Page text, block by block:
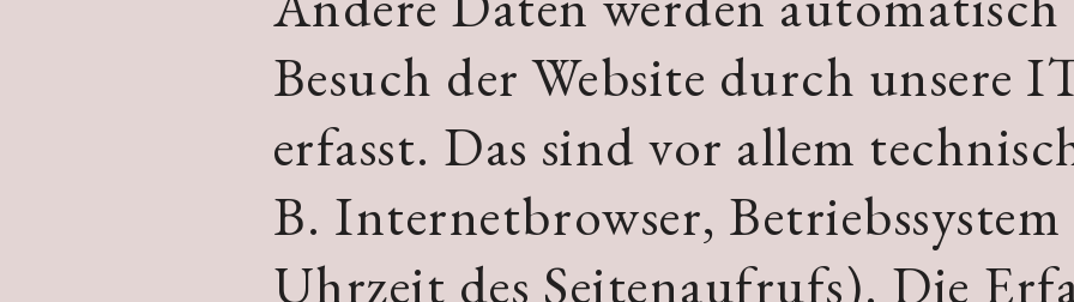
Besuch der Website durch unsere
erfasst. Das sind vor allem
B. Internetbrowser,
Uhrzeit des Seitenaufrufs). Die